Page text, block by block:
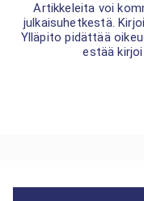
Artikkeleita voi
julkaisuhetkestä.
Ylläpito pidättää
estää